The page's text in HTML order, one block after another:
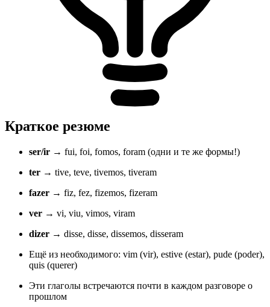
Краткое резюме
ser/ir → fui, foi, fomos, foram (одни и те же формы!)
ter → tive, teve, tivemos, tiveram
fazer → fiz, fez, fizemos, fizeram
ver → vi, viu, vimos, viram
dizer → disse, disse, dissemos, disseram
Ещё из необходимого: vim (vir), estive (estar), pude (poder),
quis (querer)
Эти глаголы встречаются почти в каждом разговоре о
прошлом